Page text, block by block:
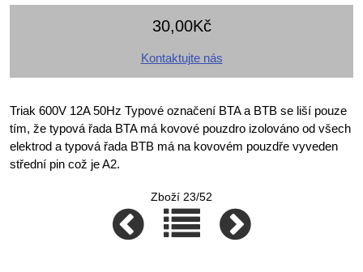
30,00Kč
Kontaktujte nás
Triak 600V 12A 50Hz Typové označení BTA a BTB se liší pouze
tím, že typová řada BTA má kovové pouzdro izolováno od všech
elektrod a typová řada BTB má na kovovém pouzdře vyveden
střední pin což je A2.
Zboží 23/52